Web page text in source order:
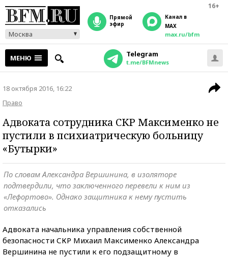
16+
Москва
прямой
эфир
Канал в
MAX
max.ru/bfm
МЕНЮ Telegram
t.me/BFMnews
18 октября 2016, 16:22
Право
Адвоката сотрудника СКР Максименко не
пустили в психиатрическую больницу
«Бутырки»
По словам Александра Вершинина, в изоляторе
подтвердили, что заключенного перевели к ним из
«Лефортово». Однако защитника к нему пустить
отказались
Адвоката начальника управления собственной
безопасности СКР Михаил Максименко Александра
Вершинина не пустили к его подзащитному в